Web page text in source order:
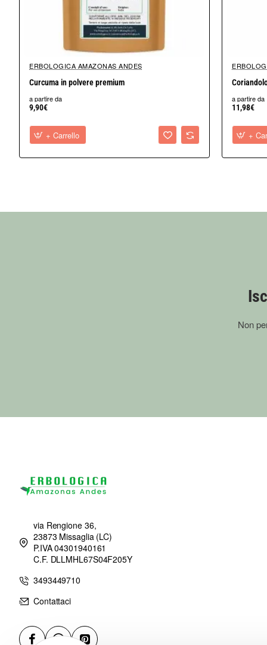
ERBOLOGICA AMAZONAS ANDES
Curcuma in polvere premium
a partire da
9,90€
+ Carrello
a partire da
11,98€
+
Non
via Rengione 36,
23873 Missaglia (LC)
P.IVA 04301940161
C.F. DLLMHL67S04F205Y
3493449710
Contattaci